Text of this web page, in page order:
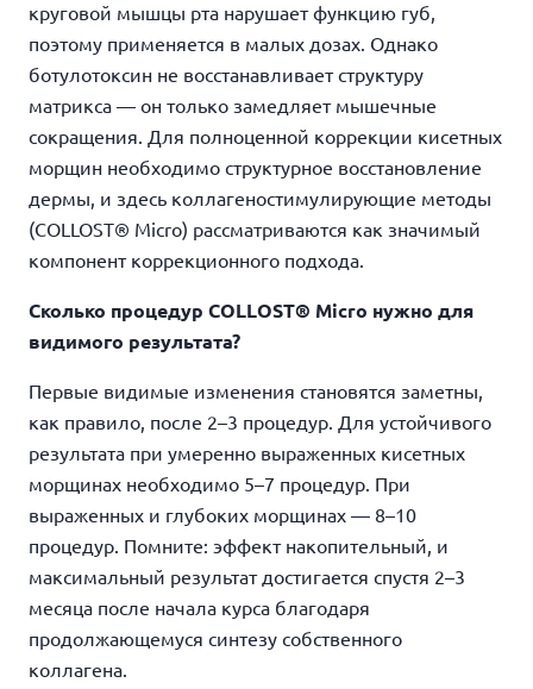
круговой мышцы рта нарушает функцию губ,
поэтому применяется в малых дозах. Однако
ботулотоксин не восстанавливает структуру
матрикса — он только замедляет мышечные
сокращения. Для полноценной коррекции кисетных
морщин необходимо структурное восстановление
дермы, и здесь коллагеностимулирующие методы
(COLLOST® Micro) рассматриваются как значимый
компонент коррекционного подхода.
Сколько процедур COLLOST® Micro нужно для
видимого результата?
Первые видимые изменения становятся заметны,
как правило, после 2–3 процедур. Для устойчивого
результата при умеренно выраженных кисетных
морщинах необходимо 5–7 процедур. При
выраженных и глубоких морщинах — 8–10
процедур. Помните: эффект накопительный, и
максимальный результат достигается спустя 2–3
месяца после начала курса благодаря
продолжающемуся синтезу собственного
коллагена.